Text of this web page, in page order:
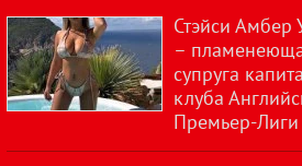
Стэйси Амбер
–
супруга
клуба
Премьер-Лиги